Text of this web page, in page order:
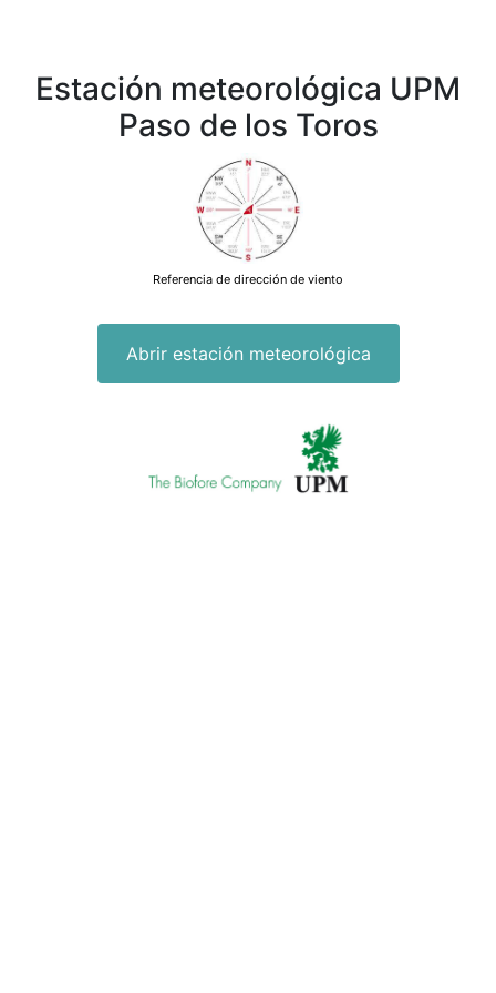
Estación meteorológica UPM
Paso de los Toros
Referencia de dirección de viento
Abrir estación meteorológica